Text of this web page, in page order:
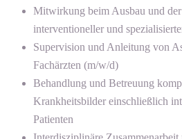
Mitwirkung beim Ausbau und
interventioneller und
Supervision und Anleitung von
Fachärzten (m/w/d)
Behandlung und Betreuung
Krankheitsbilder einschließlich
Patienten